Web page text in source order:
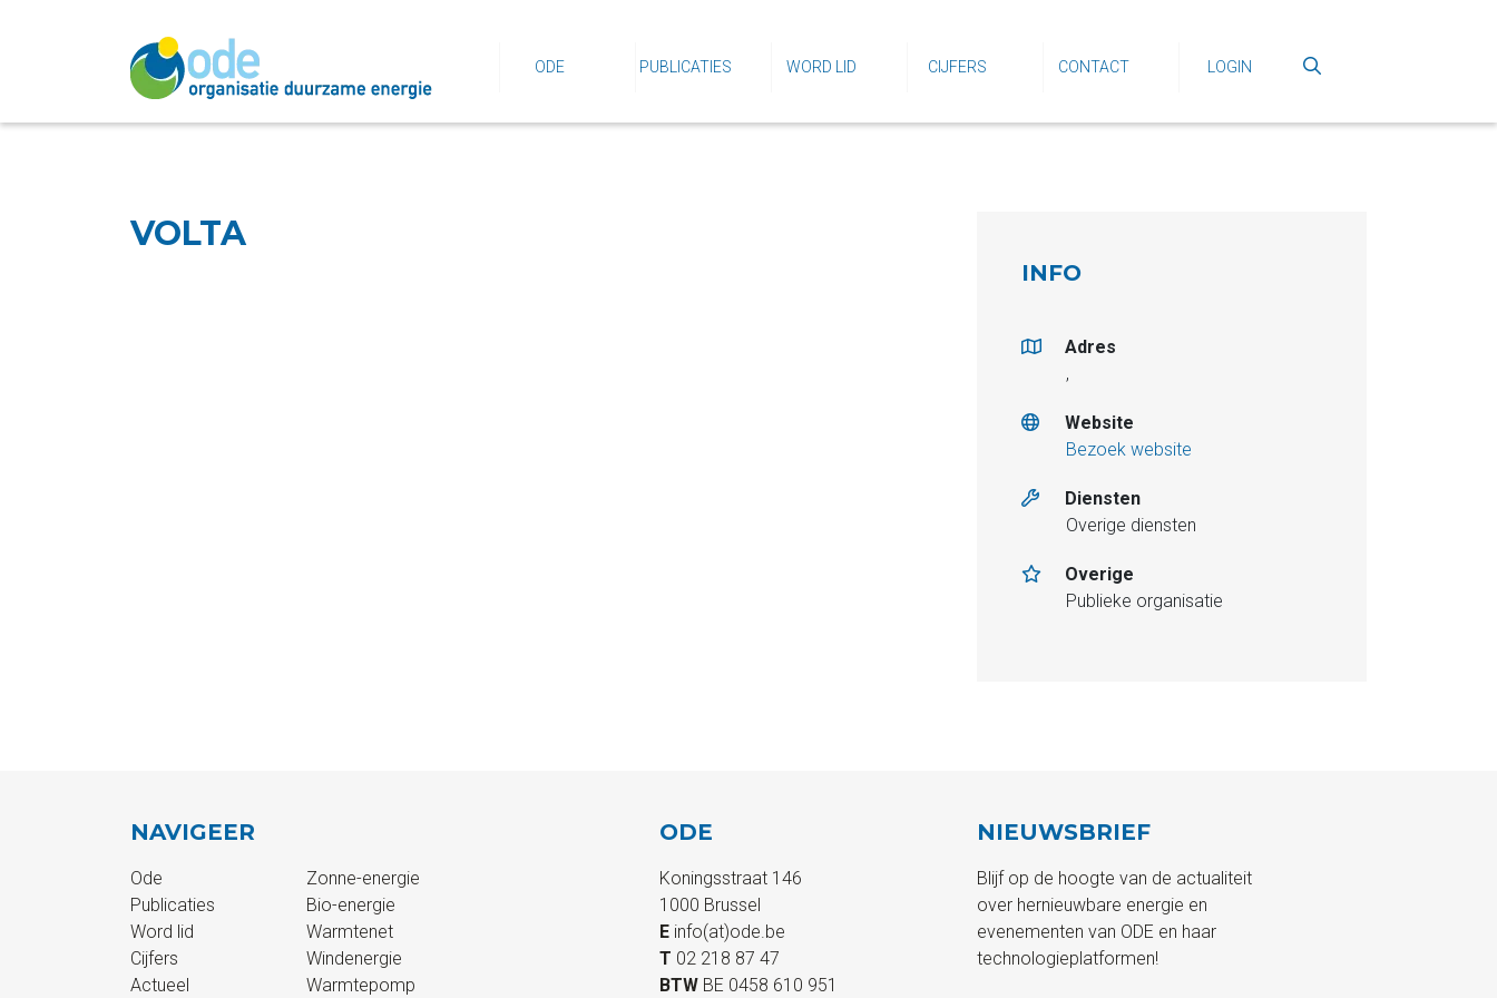
ODE PUBLICATIES WORD LID CIJFERS CONTACT LOGIN
VOLTA
INFO
Adres
,
Website
Bezoek website
Diensten
Overige diensten
Overige
Publieke organisatie
NAVIGEER
Ode
Publicaties
Word lid
Cijfers
Actueel
Zonne-energie
Bio-energie
Warmtenet
Windenergie
Warmtepomp
ODE
Koningsstraat 146
1000 Brussel
E info(at)ode.be
T 02 218 87 47
BTW BE 0458 610 951
NIEUWSBRIEF
Blijf op de hoogte van de actualiteit
over hernieuwbare energie en
evenementen van ODE en haar
technologieplatformen!